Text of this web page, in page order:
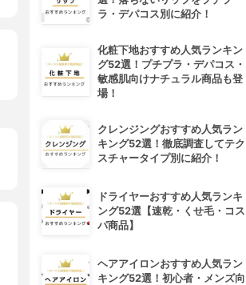
ラ・デパコス別に紹介！
化粧下地おすすめ人気ランキン
グ52選！プチプラ・デパコス・
敏感肌向けナチュラル商品も登
場！
クレンジングおすすめ人気ラン
キング52選！徹底調査してテク
スチャータイプ別に紹介！
ドライヤーおすすめ人気ランキ
ング52選【速乾・くせ毛・コス
パ商品】
ヘアアイロンおすすめ人気ラン
キング52選！初心者・メンズ向